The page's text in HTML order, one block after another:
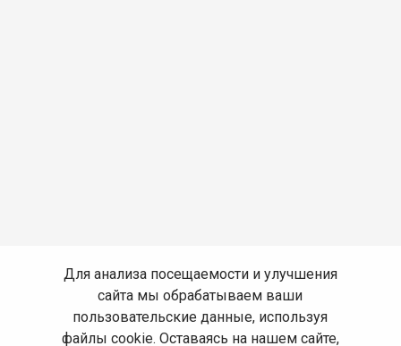
Для анализа посещаемости и улучшения
сайта мы обрабатываем ваши
пользовательские данные, используя
файлы cookie. Оставаясь на нашем сайте,